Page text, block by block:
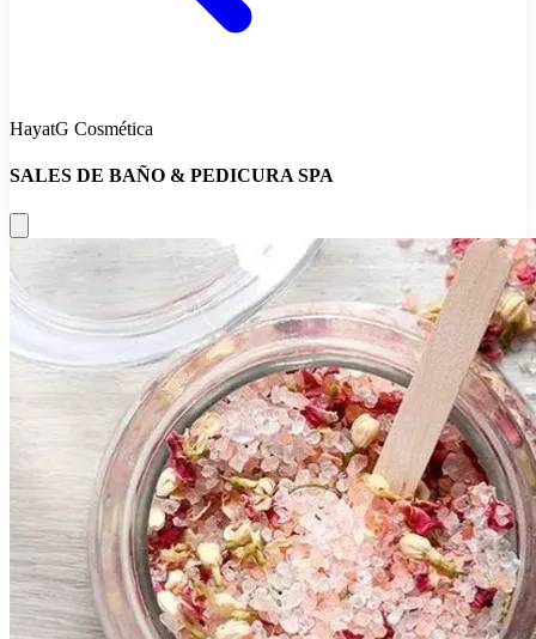
HayatG Cosmética
SALES DE BAÑO & PEDICURA SPA